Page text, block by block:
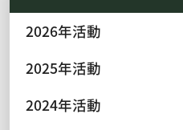
2026年活動
2025年活動
2024年活動